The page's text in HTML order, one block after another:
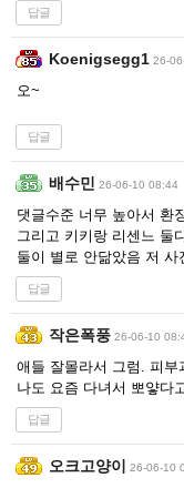
답글
Koenigsegg1 26-
오~
답글
배수민 26-06-10 08:44
댓글수준 너무 높아서 환
그리고 키키랑 리센느 둘
둘이 별로 안닮았음 저 사
답글
작은폭풍 26-06-10
애들 잘몰라서 그럼. 피
나도 요즘 다녀서 뽀얗다
답글
오크고양이 26-06-10